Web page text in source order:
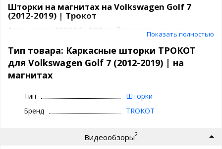
Шторки на магнитах на Volkswagen Golf 7
(2012-2019) | Трокот
Автошторки ТРОКОТ - ТОПовый продукт на рынке
Их советуют известные автоблогеры, такие как Academeg, Лиса
Рулит и полно положительных отзывов в интернете.
За что мы любим ТРОКОТ шторки для
Volkswagen Golf 7 (2012-2019) ?
отличная обзорность
качество продукции (крепления, материалы)
идеальное прилегание
Показать полностью
Тип товара: Каркасные шторки ТРОКОТ
для Volkswagen Golf 7 (2012-2019) | на
магнитах
Тип
Шторки
Бренд
TROKOT
Видеообзоры2